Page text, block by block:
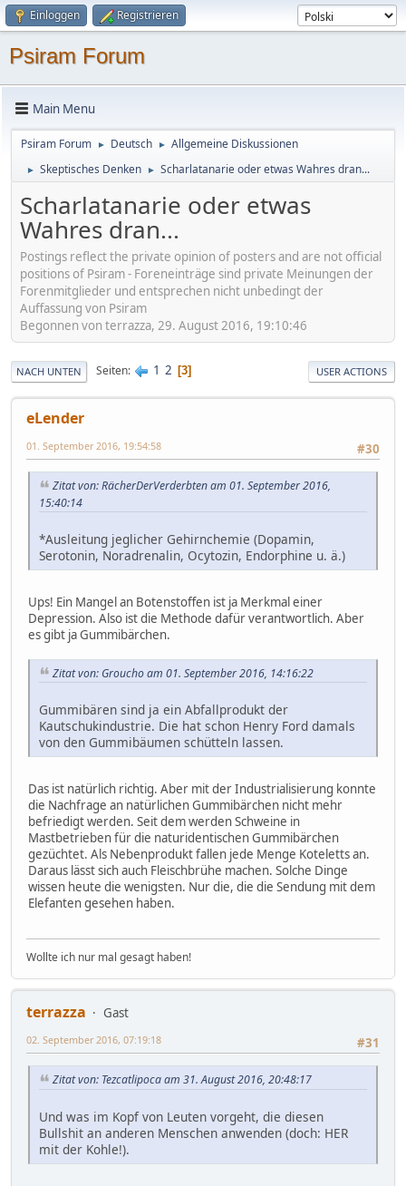
Einloggen Registrieren
Psiram Forum
Main Menu
Psiram Forum ► Deutsch ► Allgemeine Diskussionen
► Skeptisches Denken ► Scharlatanarie oder etwas Wahres dran...
Scharlatanarie oder etwas
Wahres dran...
Postings reflect the private opinion of posters and are not official
positions of Psiram - Foreneinträge sind private Meinungen der
Forenmitglieder und entsprechen nicht unbedingt der
Auffassung von Psiram
Begonnen von terrazza, 29. August 2016, 19:10:46
NACH UNTEN Seiten 1 2 3 USER ACTIONS
eLender
#30
01. September 2016, 19:54:58
Zitat von: RächerDerVerderbten am 01. September 2016,
15:40:14
*Ausleitung jeglicher Gehirnchemie (Dopamin,
Serotonin, Noradrenalin, Ocytozin, Endorphine u. ä.)
Ups! Ein Mangel an Botenstoffen ist ja Merkmal einer
Depression. Also ist die Methode dafür verantwortlich. Aber
es gibt ja Gummibärchen.
Zitat von: Groucho am 01. September 2016, 14:16:22
Gummibären sind ja ein Abfallprodukt der
Kautschukindustrie. Die hat schon Henry Ford damals
von den Gummibäumen schütteln lassen.
Das ist natürlich richtig. Aber mit der Industrialisierung konnte
die Nachfrage an natürlichen Gummibärchen nicht mehr
befriedigt werden. Seit dem werden Schweine in
Mastbetrieben für die naturidentischen Gummibärchen
gezüchtet. Als Nebenprodukt fallen jede Menge Koteletts an.
Daraus lässt sich auch Fleischbrühe machen. Solche Dinge
wissen heute die wenigsten. Nur die, die die Sendung mit dem
Elefanten gesehen haben.
Wollte ich nur mal gesagt haben!
terrazza
Gast
#31
02. September 2016, 07:19:18
Zitat von: Tezcatlipoca am 31. August 2016, 20:48:17
Und was im Kopf von Leuten vorgeht, die diesen
Bullshit an anderen Menschen anwenden (doch: HER
mit der Kohle!).